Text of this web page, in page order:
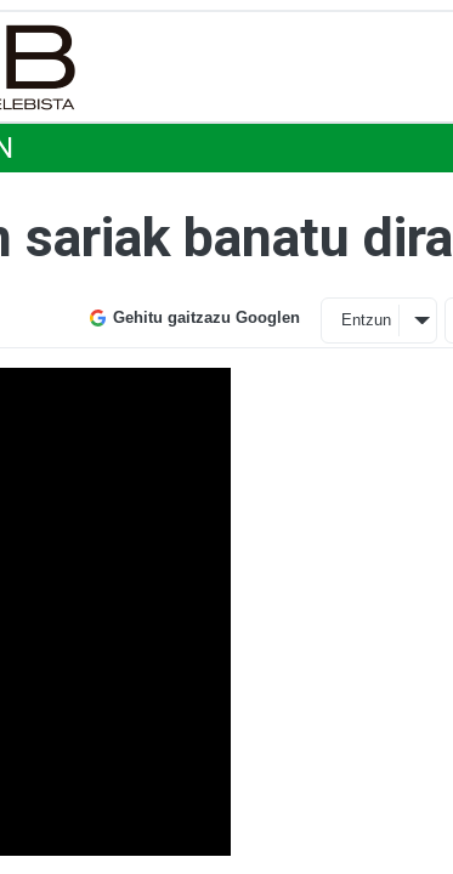
sariak banatu dira
Gehitu gaitzazu Googlen Entzun